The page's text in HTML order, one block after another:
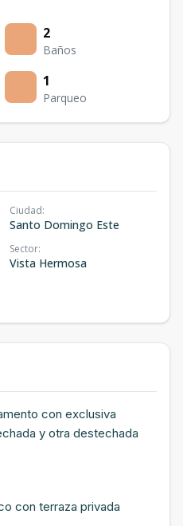
2
Baños
1
Parqueo
Ciudad:
Santo Domingo Este
Sector:
Vista Hermosa
con exclusiva
y otra destechada
con terraza privada